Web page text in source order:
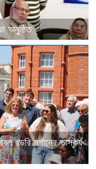
অনুষ্ঠিত
রডরি মর্গানের ভাস্কর্য